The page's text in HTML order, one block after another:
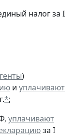
налог за I
)
и уплачивают
*;
уплачивают
за I